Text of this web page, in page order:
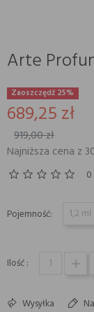
Arte
Zaoszczędź 25%
689,25 zł
919,00 zł
Najniższa cena z
Pojemność: 1,2 ml
Ilość :
Wysyłka